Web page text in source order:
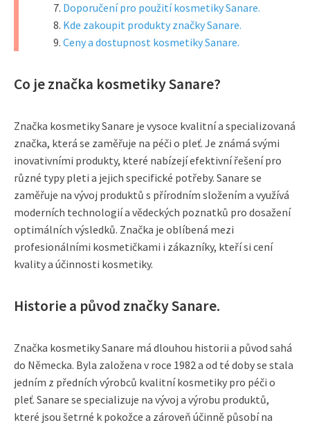
Doporučení pro použití kosmetiky Sanare.
Kde zakoupit produkty značky Sanare.
Ceny a dostupnost kosmetiky Sanare.
Co je značka kosmetiky Sanare?
Značka kosmetiky Sanare je vysoce kvalitní a specializovaná
značka, která se zaměřuje na péči o pleť. Je známá svými
inovativními produkty, které nabízejí efektivní řešení pro
různé typy pleti a jejich specifické potřeby. Sanare se
zaměřuje na vývoj produktů s přírodním složením a využívá
moderních technologií a vědeckých poznatků pro dosažení
optimálních výsledků. Značka je oblíbená mezi
profesionálními kosmetičkami i zákazníky, kteří si cení
kvality a účinnosti kosmetiky.
Historie a původ značky Sanare.
Značka kosmetiky Sanare má dlouhou historii a původ sahá
do Německa. Byla založena v roce 1982 a od té doby se stala
jedním z předních výrobců kvalitní kosmetiky pro péči o
pleť. Sanare se specializuje na vývoj a výrobu produktů,
které jsou šetrné k pokožce a zároveň účinně působí na